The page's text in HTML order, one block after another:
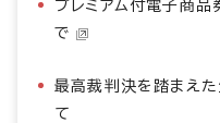
プレミアム付電子商品
で
最高裁判決を踏まえ
て